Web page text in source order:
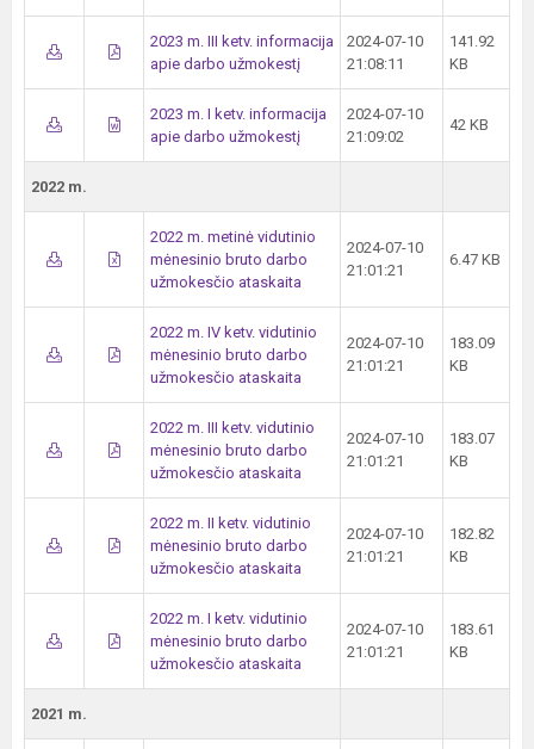
2023 m. III ketv. informacija
apie darbo užmokestį
2024-07-10
21:08:11
141.92
KB
2023 m. I ketv. informacija
apie darbo užmokestį
2024-07-10
21:09:02
42 KB
2022 m.
2022 m. metinė vidutinio
mėnesinio bruto darbo
užmokesčio ataskaita
2024-07-10
21:01:21
6.47 KB
2022 m. IV ketv. vidutinio
mėnesinio bruto darbo
užmokesčio ataskaita
2024-07-10
21:01:21
183.09
KB
2022 m. III ketv. vidutinio
mėnesinio bruto darbo
užmokesčio ataskaita
2024-07-10
21:01:21
183.07
KB
2022 m. II ketv. vidutinio
mėnesinio bruto darbo
užmokesčio ataskaita
2024-07-10
21:01:21
182.82
KB
2022 m. I ketv. vidutinio
mėnesinio bruto darbo
užmokesčio ataskaita
2024-07-10
21:01:21
183.61
KB
2021 m.